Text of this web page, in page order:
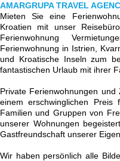
AMARGRUPA TRAVEL
Mieten Sie eine
Kroatien mit unser
Ferienwohnung
Ferienwohnung in Istrien,
und Kroatische Inseln zum
fantastischen Urlaub mit ihrer
Private Ferienwohnungen
einem erschwinglichen Preis
Familien und Gruppen von
unserer Wohnungen
Gastfreundschaft unserer
Wir haben persönlich alle